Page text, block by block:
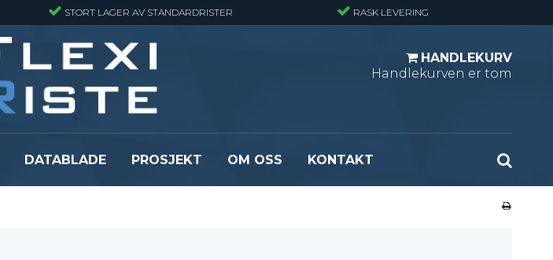
STORT LAGER AV STANDARDRISTER RASK LEVERING
HANDLEKURV
Handlekurven er tom
DATABLADE PROSJEKT OM OSS KONTAKT